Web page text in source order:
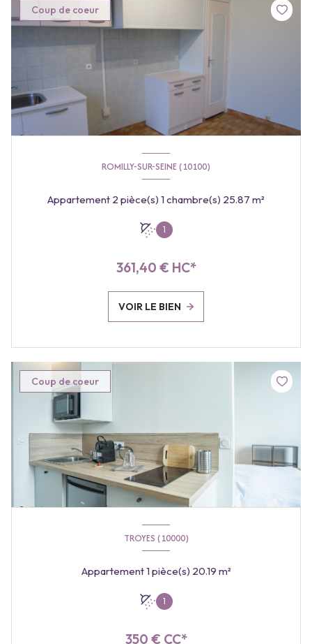
Coup de coeur
ROMILLY-SUR-SEINE (10100)
Appartement 2 pièce(s) 1 chambre(s) 25.87 m²
1
361,40 € HC*
VOIR LE BIEN
Coup de coeur
TROYES (10000)
Appartement 1 pièce(s) 20.19 m²
1
350 € CC*